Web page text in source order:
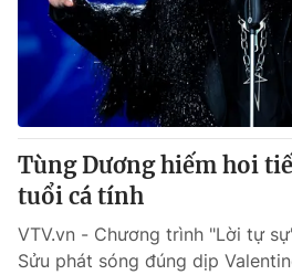
Tùng Dương hiếm hoi
tuổi cá tính
VTV.vn - Chương trình "Lời tự
Sửu phát sóng đúng dịp